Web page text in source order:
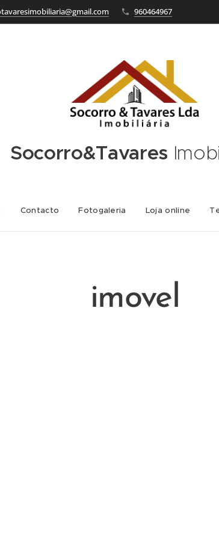
960464967
Socorro&Tavares
Contacto Fotogaleria Loja online
imovel